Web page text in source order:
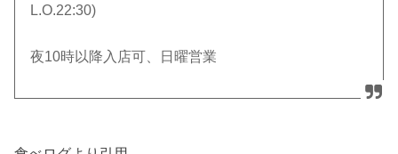
L.O.22:30)
夜10時以降入店可、日曜営業